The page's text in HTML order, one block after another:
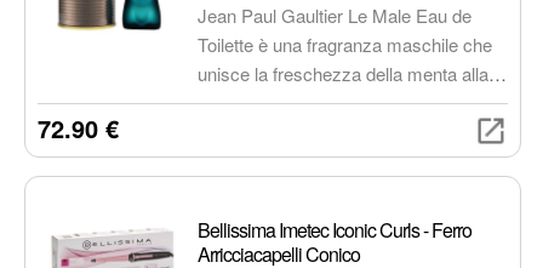
Jean Paul Gaultier Le Male Eau de
Toilette è una fragranza maschile che
unisce la freschezza della menta alla
sensualità della vaniglia, creando un
flacone iconico, a forma di busto
distintiva che cattura l'attenzione.
72.90 €
Bellissima Imetec Iconic Curls - Ferro
Arricciacapelli Conico